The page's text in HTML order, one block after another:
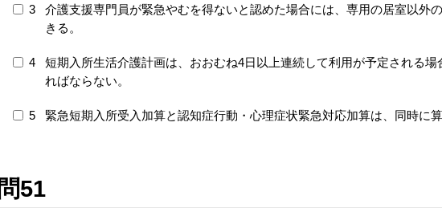
3
介護支援専門員が緊急やむを得ないと認めた場合には、専用の居室以外
きる。
4
短期入所生活介護計画は、おおむね4日以上連続して利用が予定される場
ればならない。
5 緊急短期入所受入加算と認知症行動・心理症状緊急対応加算は、同時に算
問51